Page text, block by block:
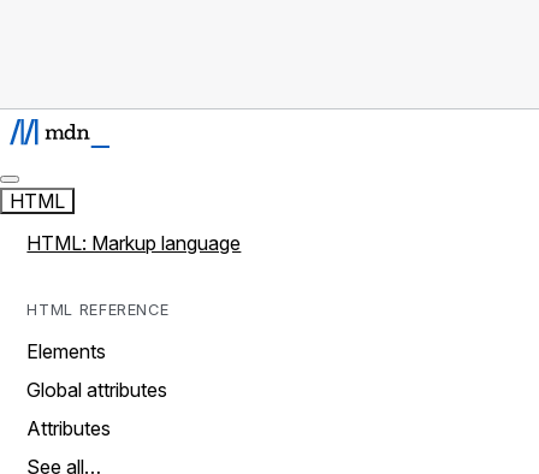
HTML
HTML: Markup language
HTML REFERENCE
Elements
Global attributes
Attributes
See all…